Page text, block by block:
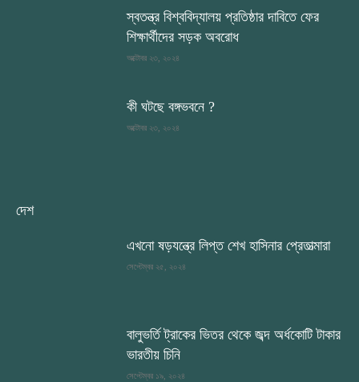
স্বতন্ত্র বিশ্ববিদ্যালয় প্রতিষ্ঠার দাবিতে ফের
শিক্ষার্থীদের সড়ক অবরোধ
অক্টোবর ২৩, ২০২৪
কী ঘটছে বঙ্গভবনে ?
অক্টোবর ২৩, ২০২৪
দেশ
এখনো ষড়যন্ত্রে লিপ্ত শেখ হাসিনার প্রেতাত্মারা
সেপ্টেম্বর ২৫, ২০২৪
বালুভর্তি ট্রাকের ভিতর থেকে জব্দ অর্ধকোটি টাকার
ভারতীয় চিনি
সেপ্টেম্বর ১৯, ২০২৪